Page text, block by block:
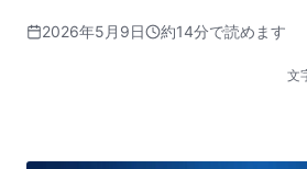
2026年5月9日 約14分で読めます
文